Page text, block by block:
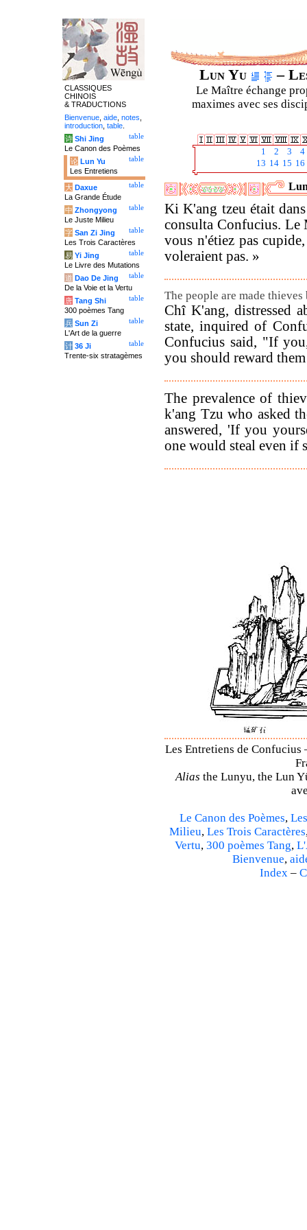
Lun Yu –
Le Maître échange
maximes avec ses
1 2 3
4
13 14 15 16
Ki K'ang tzeu était
consulta Confucius.
vous n'étiez pas
voleraient pas. »
The people are made
Chî K'ang, distressed
state, inquired of
Confucius said, "If
you should reward
The prevalence of
k'ang Tzu who asked
answered, 'If you
one would steal even if
Les Entretiens de
Alias the Lunyu, the Lun
Le Canon des Poèmes,
Milieu, Les Trois Caractères
Vertu, 300 poèmes Tang,
Bienvenue,
Index –
CLASSIQUES
CHINOIS
& TRADUCTIONS
Bienvenue aide notes
introduction table
table
诗 Shi Jing
Le Canon des Poèmes
table
论 Lun Yu
Les Entretiens
table
大 Daxue
La Grande Étude
table
中 Zhongyong
Le Juste Milieu
table
字 San Zi Jing
Les Trois Caractères
table
易 Yi Jing
Le Livre des Mutations
table
道 Dao De Jing
De la Voie et la Vertu
table
唐 Tang Shi
300 poèmes Tang
table
兵 Sun Zi
L'Art de la guerre
table
计 36 Ji
Trente-six stratagèmes